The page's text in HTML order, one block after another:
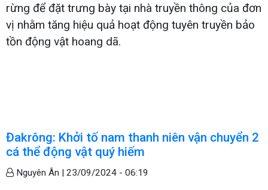
rừng để đặt trưng bày tại nhà truyền thông của đơn
vị nhằm tăng hiệu quả hoạt động tuyên truyền bảo
tồn động vật hoang dã.
Đakrông: Khởi tố nam thanh niên vận chuyển 2
cá thể động vật quý hiếm
Nguyên Ân | 23/09/2024 - 06:19